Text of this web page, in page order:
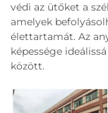
védi az ütőket a
amelyek
élettartamát. Az
képessége
között.